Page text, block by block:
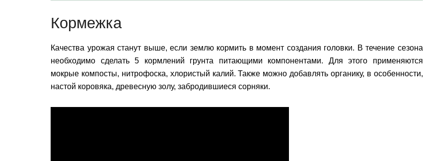
Кормежка
Качества урожая станут выше, если землю кормить в момент создания головки. В течение сезона
необходимо сделать 5 кормлений грунта питающими компонентами. Для этого применяются
мокрые компосты, нитрофоска, хлористый калий. Также можно добавлять органику, в особенности,
настой коровяка, древесную золу, забродившиеся сорняки.